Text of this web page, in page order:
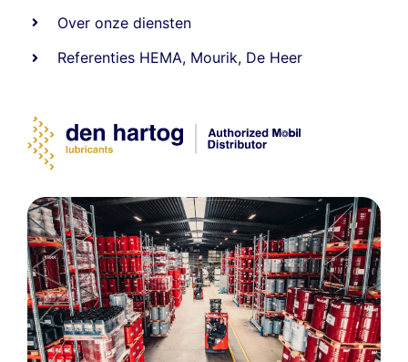
Over onze diensten
Referenties HEMA, Mourik, De Heer